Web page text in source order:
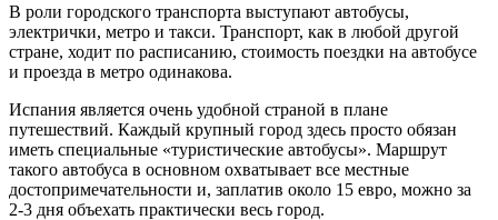
В роли городского транспорта выступают автобусы,
электрички, метро и такси. Транспорт, как в любой другой
стране, ходит по расписанию, стоимость поездки на автобусе
и проезда в метро одинакова.
Испания является очень удобной страной в плане
путешествий. Каждый крупный город здесь просто обязан
иметь специальные «туристические автобусы». Маршрут
такого автобуса в основном охватывает все местные
достопримечательности и, заплатив около 15 евро, можно за
2-3 дня объехать практически весь город.